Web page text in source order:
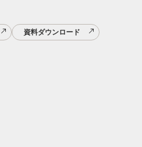
資料ダウンロード